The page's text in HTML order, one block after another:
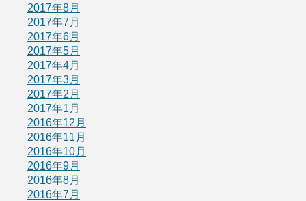
2017年8月
2017年7月
2017年6月
2017年5月
2017年4月
2017年3月
2017年2月
2017年1月
2016年12月
2016年11月
2016年10月
2016年9月
2016年8月
2016年7月